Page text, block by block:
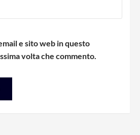
e sito web in questo
volta che commento.